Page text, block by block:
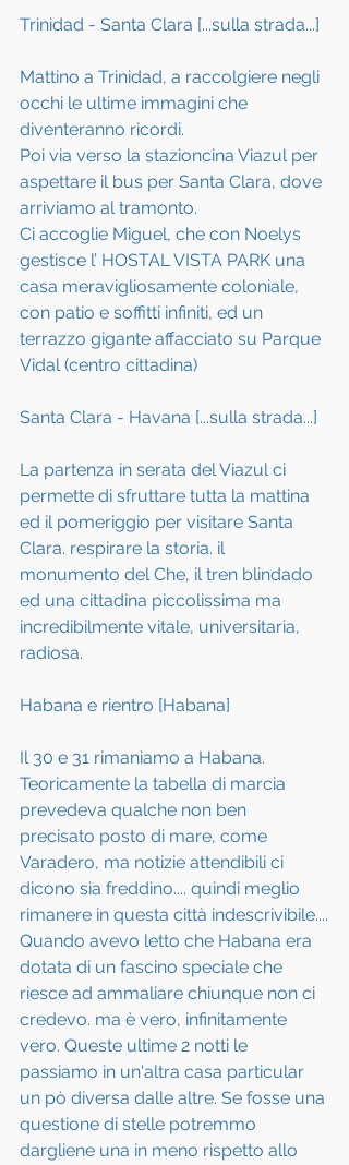
Trinidad - Santa Clara [...sulla strada...]
Mattino a Trinidad, a raccolgiere negli
occhi le ultime immagini che
diventeranno ricordi.
Poi via verso la stazioncina Viazul per
aspettare il bus per Santa Clara, dove
arriviamo al tramonto.
Ci accoglie Miguel, che con Noelys
gestisce l’ HOSTAL VISTA PARK una
casa meravigliosamente coloniale,
con patio e soffitti infiniti, ed un
terrazzo gigante affacciato su Parque
Vidal (centro cittadina)
Santa Clara - Havana [...sulla strada...]
La partenza in serata del Viazul ci
permette di sfruttare tutta la mattina
ed il pomeriggio per visitare Santa
Clara. respirare la storia. il
monumento del Che, il tren blindado
ed una cittadina piccolissima ma
incredibilmente vitale, universitaria,
radiosa.
Habana e rientro [Habana]
Il 30 e 31 rimaniamo a Habana.
Teoricamente la tabella di marcia
prevedeva qualche non ben
precisato posto di mare, come
Varadero, ma notizie attendibili ci
dicono sia freddino.... quindi meglio
rimanere in questa città indescrivibile....
Quando avevo letto che Habana era
dotata di un fascino speciale che
riesce ad ammaliare chiunque non ci
credevo. ma è vero, infinitamente
vero. Queste ultime 2 notti le
passiamo in un'altra casa particular
un pò diversa dalle altre. Se fosse una
questione di stelle potremmo
dargliene una in meno rispetto allo